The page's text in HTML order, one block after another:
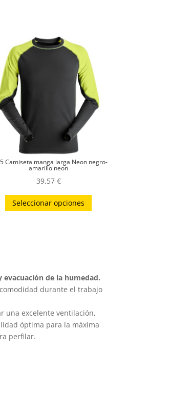
Camiseta manga larga Neon negro-
amarillo neon
39,57 €
Seleccionar opciones
Este
opciones
se
elegir
en
de la humedad.
durante el trabajo
una excelente ventilación,
óptima para la máxima
perfilar.